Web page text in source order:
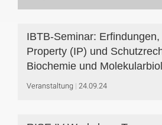
IBTB-Seminar: Erfindungen,
Property (IP) und
Biochemie und
Veranstaltung 24.09.24